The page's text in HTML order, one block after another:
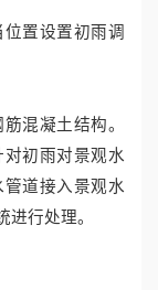
置设置初雨调
混凝土结构。
初雨对景观水
道接入景观水
行处理。